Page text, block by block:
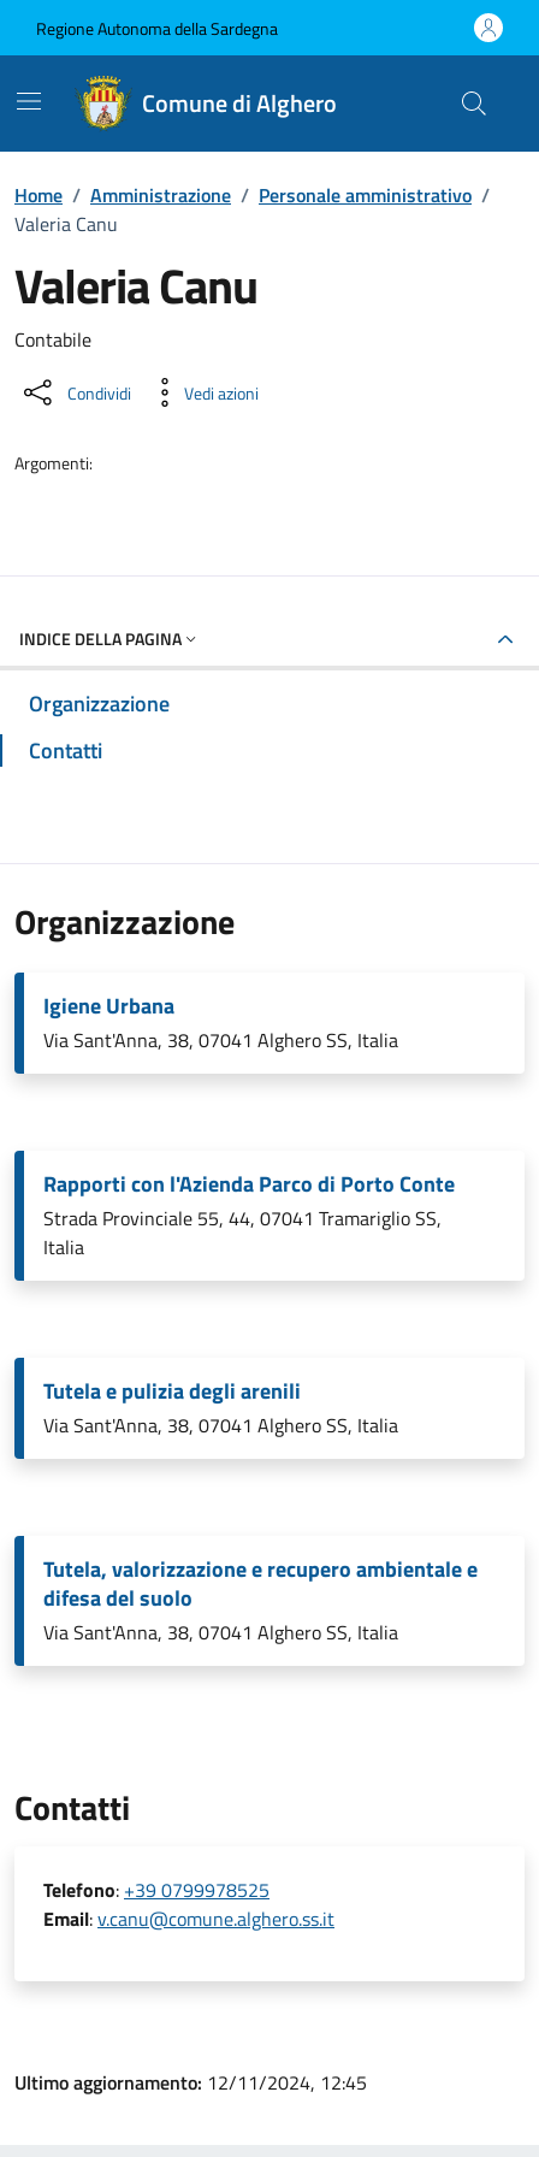
Regione Autonoma della Sardegna
Comune di Alghero
Home / Amministrazione / Personale amministrativo /
Valeria Canu
Valeria Canu
Dettaglio della persona
Contabile
Condividi Vedi azioni
Argomenti:
INDICE DELLA PAGINA
Organizzazione
Contatti
Organizzazione
Igiene Urbana
Via Sant'Anna, 38, 07041 Alghero SS, Italia
Rapporti con l'Azienda Parco di Porto Conte
Strada Provinciale 55, 44, 07041 Tramariglio SS,
Italia
Tutela e pulizia degli arenili
Via Sant'Anna, 38, 07041 Alghero SS, Italia
Tutela, valorizzazione e recupero ambientale e
difesa del suolo
Via Sant'Anna, 38, 07041 Alghero SS, Italia
Contatti
Telefono: +39 0799978525
Email:v.canu@comune.alghero.ss.it
Ultimo aggiornamento: 12/11/2024, 12:45